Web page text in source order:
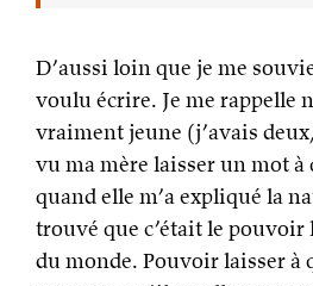
D’aussi loin que je me
voulu écrire. Je me rappelle
vraiment jeune (j’avais
vu ma mère laisser un mot à
quand elle m’a expliqué la
trouvé que c’était le
du monde. Pouvoir laisser à